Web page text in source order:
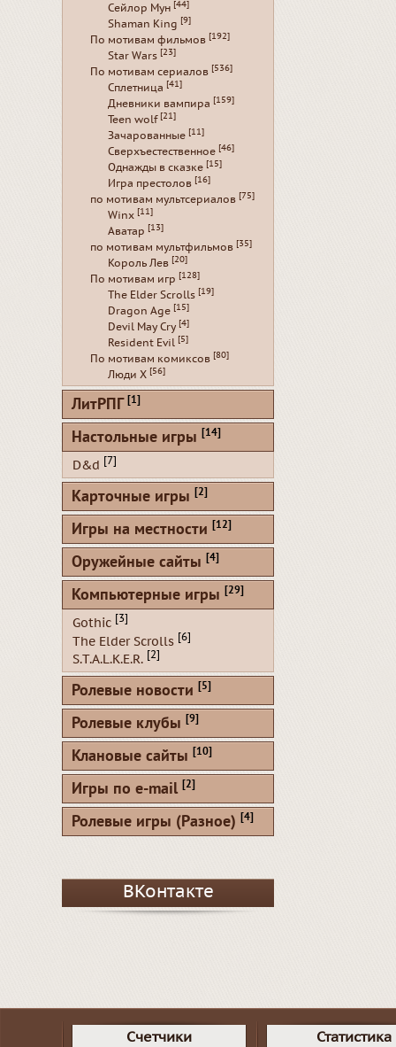
Сейлор Мун [44]
Shaman King [9]
По мотивам фильмов [192]
Star Wars [23]
По мотивам сериалов [536]
Сплетница [41]
Дневники вампира [159]
Teen wolf [21]
Зачарованные [11]
Сверхъестественное [46]
Однажды в сказке [15]
Игра престолов [16]
по мотивам мультсериалов [75]
Winx [11]
Аватар [13]
по мотивам мультфильмов [35]
Король Лев [20]
По мотивам игр [128]
The Elder Scrolls [19]
Dragon Age [15]
Devil May Cry [4]
Resident Evil [5]
По мотивам комиксов [80]
Люди Х [56]
ЛитРПГ [1]
Настольные игры [14]
D&d [7]
Карточные игры [2]
Игры на местности [12]
Оружейные сайты [4]
Компьютерные игры [29]
Gothic [3]
The Elder Scrolls [6]
S.T.A.L.K.E.R. [2]
Ролевые новости [5]
Ролевые клубы [9]
Клановые сайты [10]
Игры по e-mail [2]
Ролевые игры (Разное) [4]
ВКонтакте
Счетчики Статистика